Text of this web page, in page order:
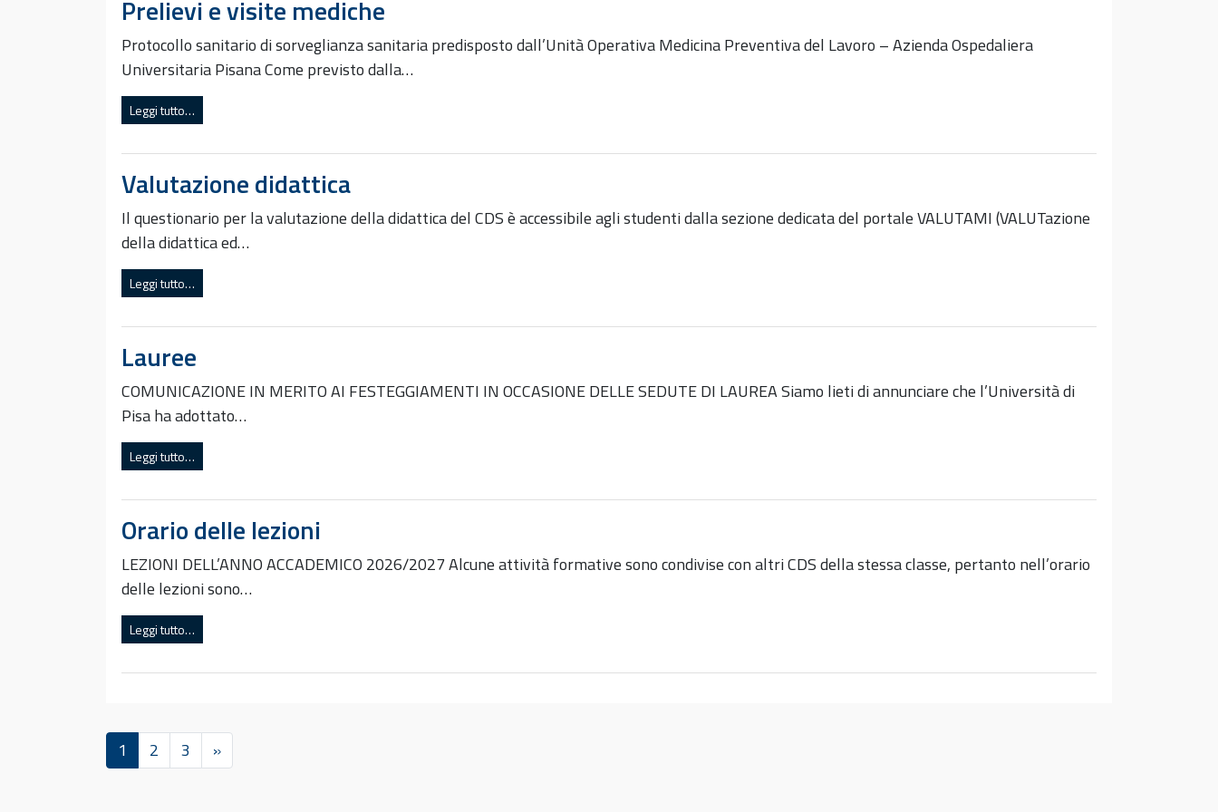
Prelievi e visite mediche
Protocollo sanitario di sorveglianza sanitaria predisposto dall’Unità Operativa Medicina Preventiva del Lavoro – Azienda Ospedaliera
Universitaria Pisana Come previsto dalla…
Leggi tutto…
Valutazione didattica
Il questionario per la valutazione della didattica del CDS è accessibile agli studenti dalla sezione dedicata del portale VALUTAMI (VALUTazione
della didattica ed…
Leggi tutto…
Lauree
COMUNICAZIONE IN MERITO AI FESTEGGIAMENTI IN OCCASIONE DELLE SEDUTE DI LAUREA Siamo lieti di annunciare che l’Università di
Pisa ha adottato…
Leggi tutto…
Orario delle lezioni
LEZIONI DELL’ANNO ACCADEMICO 2026/2027 Alcune attività formative sono condivise con altri CDS della stessa classe, pertanto nell’orario
delle lezioni sono…
Leggi tutto…
1 2 3 »